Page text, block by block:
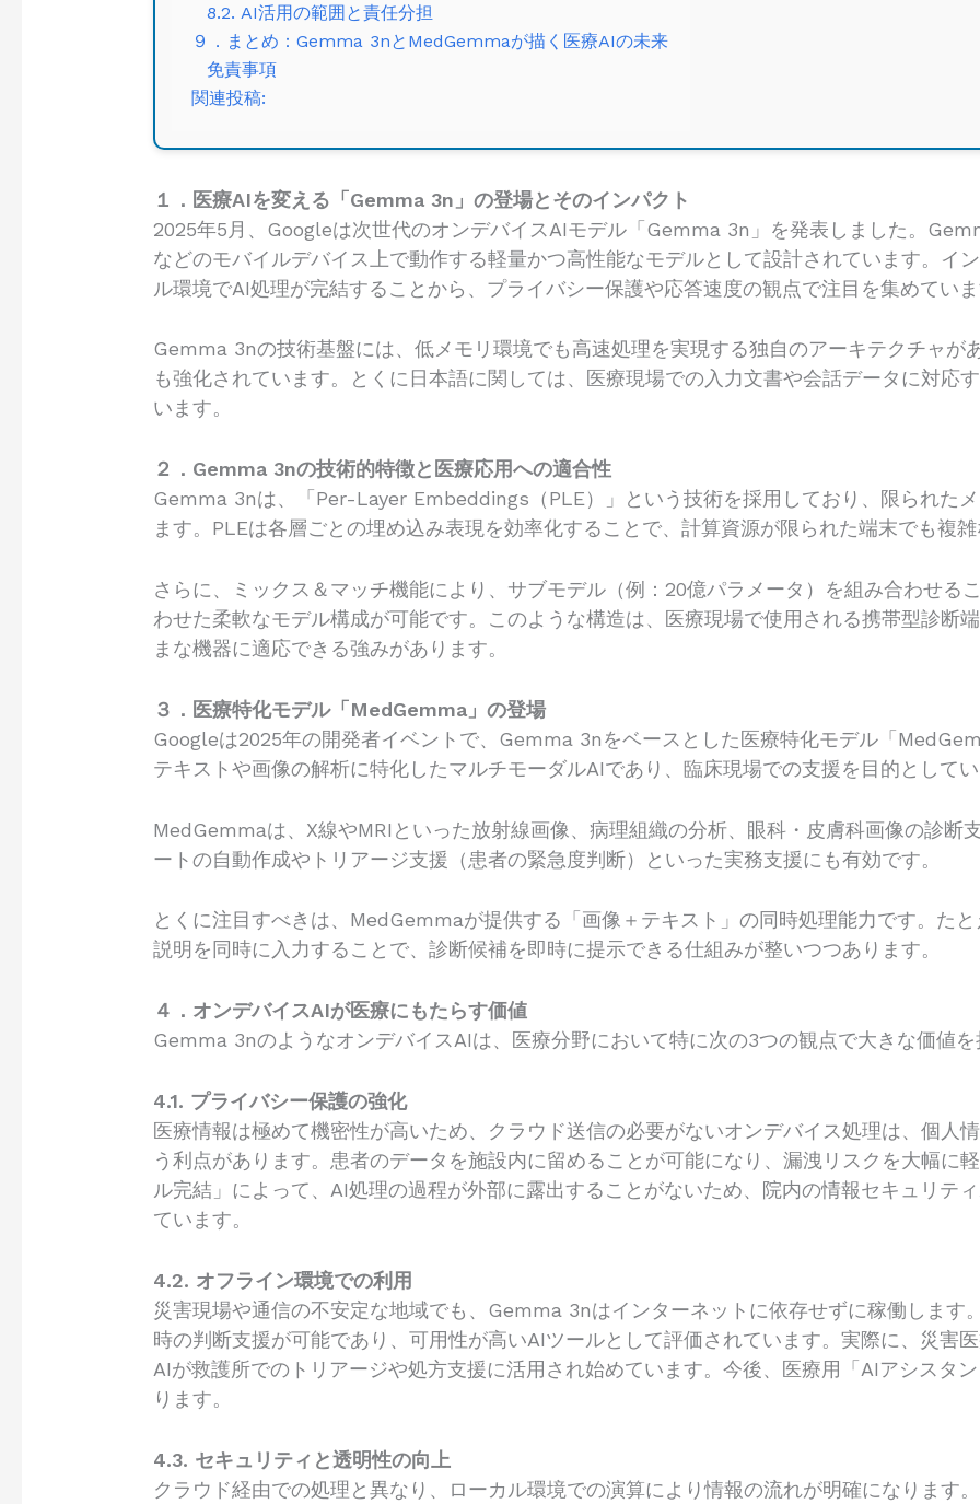
8.2. AI活用の範囲と責任分担
９．まとめ：Gemma 3nとMedGemmaが描く医療AIの未来
免責事項
関連投稿:
１．医療AIを変える「Gemma 3n」の登場とそのインパクト
2025年5月、Googleは次世代のオンデバイスAIモデル「Gemma 3n」を発表しました。
などのモバイルデバイス上で動作する軽量かつ高性能なモデルとして設計されています。イ
ル環境でAI処理が完結することから、プライバシー保護や応答速度の観点で注目を集めてい
Gemma 3nの技術基盤には、低メモリ環境でも高速処理を実現する独自のアーキテクチャが
も強化されています。とくに日本語に関しては、医療現場での入力文書や会話データに対応
います。
２．Gemma 3nの技術的特徴と医療応用への適合性
Gemma 3nは、「Per-Layer Embeddings（PLE）」という技術を採用しており、限られた
ます。PLEは各層ごとの埋め込み表現を効率化することで、計算資源が限られた端末でも複
さらに、ミックス＆マッチ機能により、サブモデル（例：20億パラメータ）を組み合わせる
わせた柔軟なモデル構成が可能です。このような構造は、医療現場で使用される携帯型診断
まな機器に適応できる強みがあります。
３．医療特化モデル「MedGemma」の登場
Googleは2025年の開発者イベントで、Gemma 3nをベースとした医療特化モデル「
テキストや画像の解析に特化したマルチモーダルAIであり、臨床現場での支援を目的として
MedGemmaは、X線やMRIといった放射線画像、病理組織の分析、眼科・皮膚科画像の診断
ートの自動作成やトリアージ支援（患者の緊急度判断）といった実務支援にも有効です。
とくに注目すべきは、MedGemmaが提供する「画像＋テキスト」の同時処理能力です。た
説明を同時に入力することで、診断候補を即時に提示できる仕組みが整いつつあります。
４．オンデバイスAIが医療にもたらす価値
Gemma 3nのようなオンデバイスAIは、医療分野において特に次の3つの観点で大きな価値
4.1. プライバシー保護の強化
医療情報は極めて機密性が高いため、クラウド送信の必要がないオンデバイス処理は、個人
う利点があります。患者のデータを施設内に留めることが可能になり、漏洩リスクを大幅に
ル完結」によって、AI処理の過程が外部に露出することがないため、院内の情報セキュリテ
ています。
4.2. オフライン環境での利用
災害現場や通信の不安定な地域でも、Gemma 3nはインターネットに依存せずに稼働します
時の判断支援が可能であり、可用性が高いAIツールとして評価されています。実際に、災害
AIが救護所でのトリアージや処方支援に活用され始めています。今後、医療用「AIアシスタ
ります。
4.3. セキュリティと透明性の向上
クラウド経由での処理と異なり、ローカル環境での演算により情報の流れが明確になります